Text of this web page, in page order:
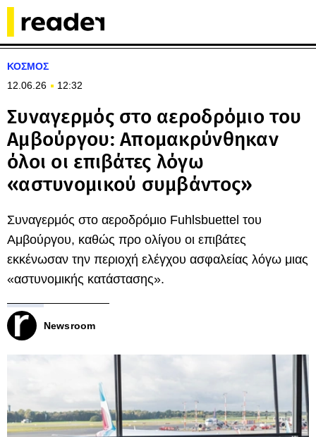
ΚΟΣΜΟΣ
12.06.26
12:32
Συναγερμός στο αεροδρόμιο του
Αμβούργου: Απομακρύνθηκαν
όλοι οι επιβάτες λόγω
«αστυνομικού συμβάντος»
Συναγερμός στο αεροδρόμιο Fuhlsbuettel του
Αμβούργου, καθώς προ ολίγου οι επιβάτες
εκκένωσαν την περιοχή ελέγχου ασφαλείας λόγω μιας
«αστυνομικής κατάστασης».
Newsroom